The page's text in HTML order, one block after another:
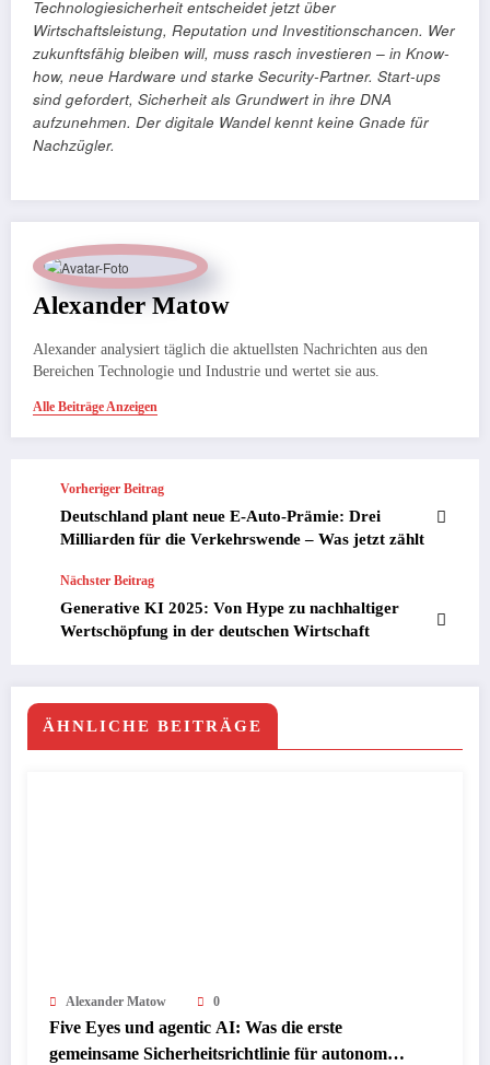
Technologiesicherheit entscheidet jetzt über
Wirtschaftsleistung, Reputation und Investitionschancen. Wer
zukunftsfähig bleiben will, muss rasch investieren – in Know-
how, neue Hardware und starke Security-Partner. Start-ups
sind gefordert, Sicherheit als Grundwert in ihre DNA
aufzunehmen. Der digitale Wandel kennt keine Gnade für
Nachzügler.
Alexander Matow
Alexander analysiert täglich die aktuellsten Nachrichten aus den
Bereichen Technologie und Industrie und wertet sie aus.
Alle Beiträge Anzeigen
Vorheriger Beitrag
Deutschland plant neue E-Auto-Prämie: Drei
Milliarden für die Verkehrswende – Was jetzt zählt
Nächster Beitrag
Generative KI 2025: Von Hype zu nachhaltiger
Wertschöpfung in der deutschen Wirtschaft
ÄHNLICHE BEITRÄGE
Alexander Matow 0
Five Eyes und agentic AI: Was die erste
gemeinsame Sicherheitsrichtlinie für autonome